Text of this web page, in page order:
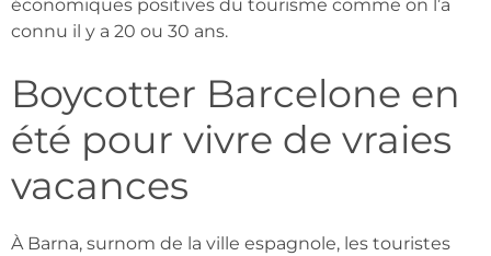
économiques positives du tourisme comme on l’a
connu il y a 20 ou 30 ans.
Boycotter Barcelone en
été pour vivre de vraies
vacances
À Barna, surnom de la ville espagnole, les touristes